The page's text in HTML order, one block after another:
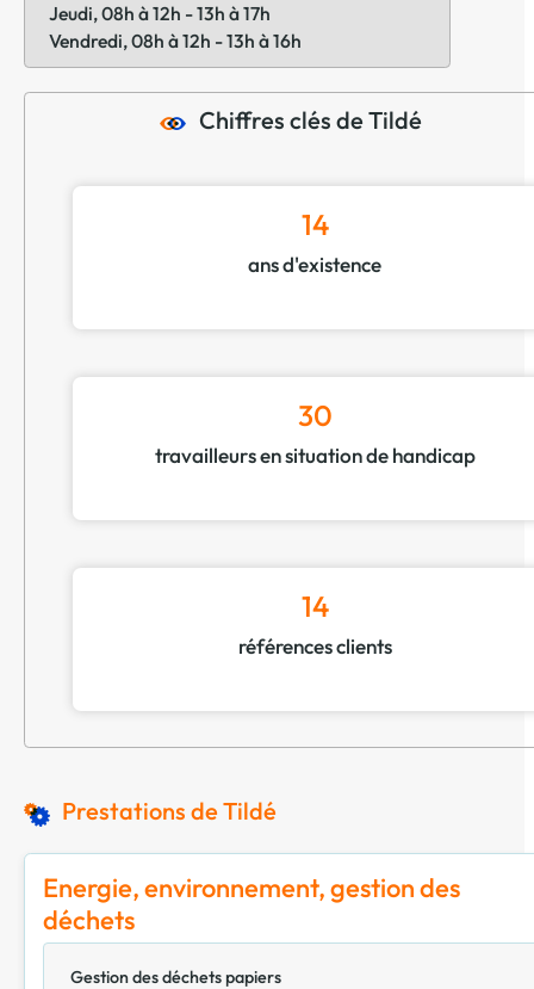
Jeudi, 08h à 12h - 13h à 17h
Vendredi, 08h à 12h - 13h à 16h
Chiffres clés de Tildé
14
ans d'existence
30
travailleurs en situation de handicap
14
références clients
Prestations de Tildé
Energie, environnement, gestion des
déchets
Gestion des déchets papiers